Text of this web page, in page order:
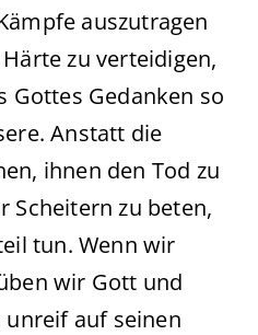
auszutragen
zu verteidigen,
Gottes Gedanken so
Anstatt die
ihnen den Tod zu
Scheitern zu beten,
tun. Wenn wir
wir Gott und
unreif auf seinen